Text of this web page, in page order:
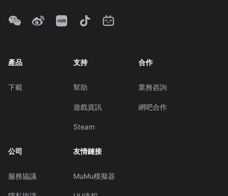
產品
下載
支持
幫助
遊戲資訊
Steam
合作
業務咨詢
網吧合作
公司
服務協議
友情鏈接
MuMu模擬器